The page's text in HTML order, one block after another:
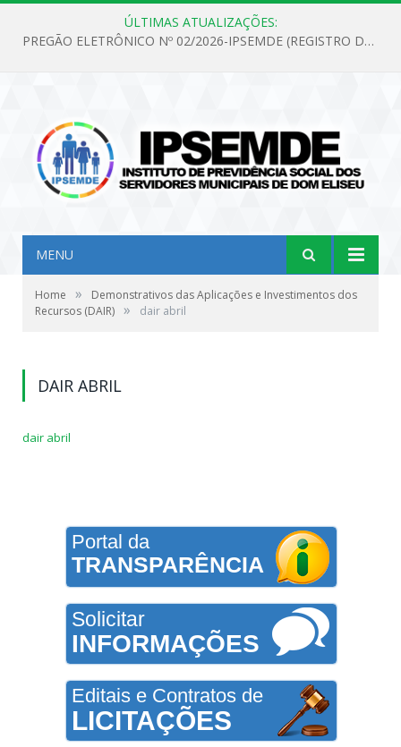
ÚLTIMAS ATUALIZAÇÕES:
PREGÃO ELETRÔNICO Nº 02/2026-IPSEMDE (REGISTRO DE PREÇOS PARA FUTURA E EVENTUAL AQUISIÇÃO DE MATERIAL DE LIMPEZA E GÊNEROS ALIMENTÍCIOS PARA ATENDER AS NECESSIDADES DO INSTITUTO DE PREVIDÊNCIA SOCIAL DOS SERVIDORES MUNICIPAIS DE DOM ELISEU.)
MENU
Home »
Demonstrativos das Aplicações e Investimentos dos
Recursos (DAIR) » dair abril
DAIR ABRIL
dair abril
Portal da
TRANSPARÊNCIA
Solicitar
INFORMAÇÕES
Editais e Contratos de
LICITAÇÕES